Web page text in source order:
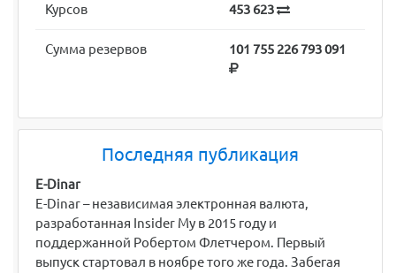
Курсов 453 623
Сумма резервов 101 755 226 793 091
Последняя публикация
E-Dinar
E-Dinar – независимая электронная валюта,
разработанная Insider My в 2015 году и
поддержанной Робертом Флетчером. Первый
выпуск стартовал в ноябре того же года. Забегая